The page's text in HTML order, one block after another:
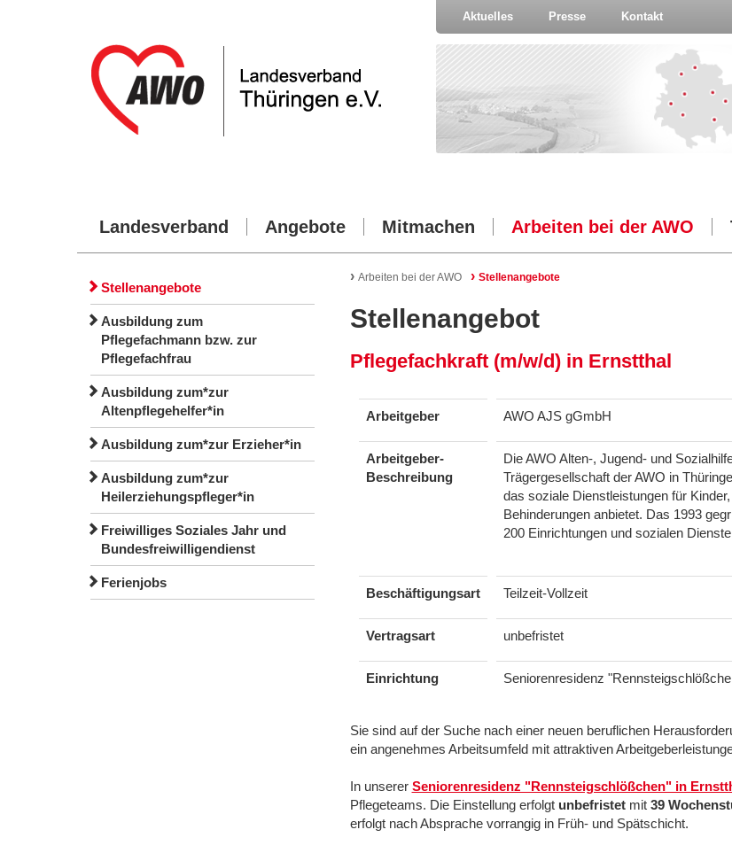
Aktuelles Presse Kontakt
Landesverband Angebote Mitmachen Arbeiten bei der AWO
Stellenangebote
Ausbildung zum
Pflegefachmann bzw. zur
Pflegefachfrau
Ausbildung zum*zur
Altenpflegehelfer*in
Ausbildung zum*zur Erzieher*in
Ausbildung zum*zur
Heilerziehungspfleger*in
Freiwilliges Soziales Jahr und
Bundesfreiwilligendienst
Ferienjobs
› Arbeiten bei der AWO › Stellenangebote
Stellenangebot
Pflegefachkraft (m/w/d) in Ernstthal
Arbeitgeber AWO AJS gGmbH
Arbeitgeber-
Beschreibung
Die AWO Alten-, Jugend- und
Trägergesellschaft der AWO in
das soziale Dienstleistungen für
Behinderungen anbietet. Das 1993
200 Einrichtungen und sozialen
Beschäftigungsart Teilzeit-Vollzeit
Vertragsart unbefristet
Einrichtung Seniorenresidenz
Sie sind auf der Suche nach einer neuen beruflichen
ein angenehmes Arbeitsumfeld mit attraktiven
In unserer Seniorenresidenz "Rennsteigschlößchen" in
Pflegeteams. Die Einstellung erfolgt unbefristetmit 39
erfolgt nach Absprache vorrangig in Früh- und Spätschicht.